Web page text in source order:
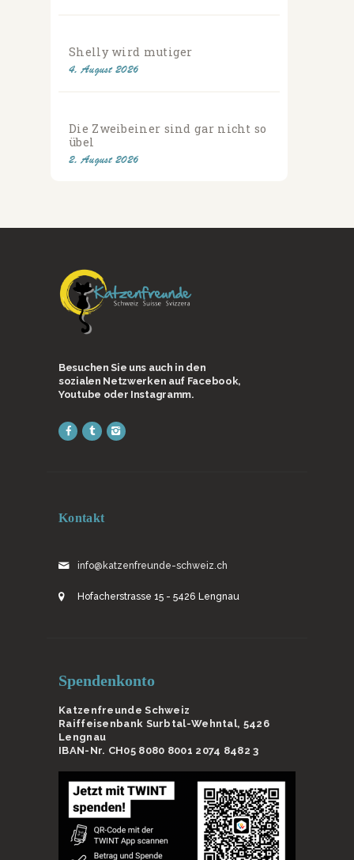
Shelly wird mutiger
4. August 2026
Die Zweibeiner sind gar nicht so
übel
2. August 2026
Besuchen Sie uns auch in den
sozialen Netzwerken auf Facebook,
Youtube oder Instagramm.
Kontakt
info@katzenfreunde-schweiz.ch
Hofacherstrasse 15 - 5426 Lengnau
Spendenkonto
Katzenfreunde Schweiz
Raiffeisenbank Surbtal-Wehntal, 5426
Lengnau
IBAN-Nr. CH05 8080 8001 2074 8482 3